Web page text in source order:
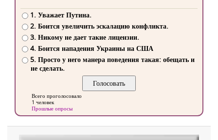
1. Уважает Путина.
2. Боится увеличить эскалацию конфликта.
3. Никому не дает такие лицензии.
4. Боится нападения Украины на США
5. Просто у него манера поведения такая: обещать и
не сделать.
Всего проголосовало
1 человек
Прошлые опросы